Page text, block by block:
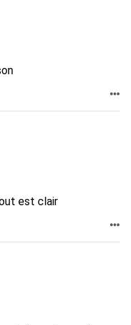
est clair